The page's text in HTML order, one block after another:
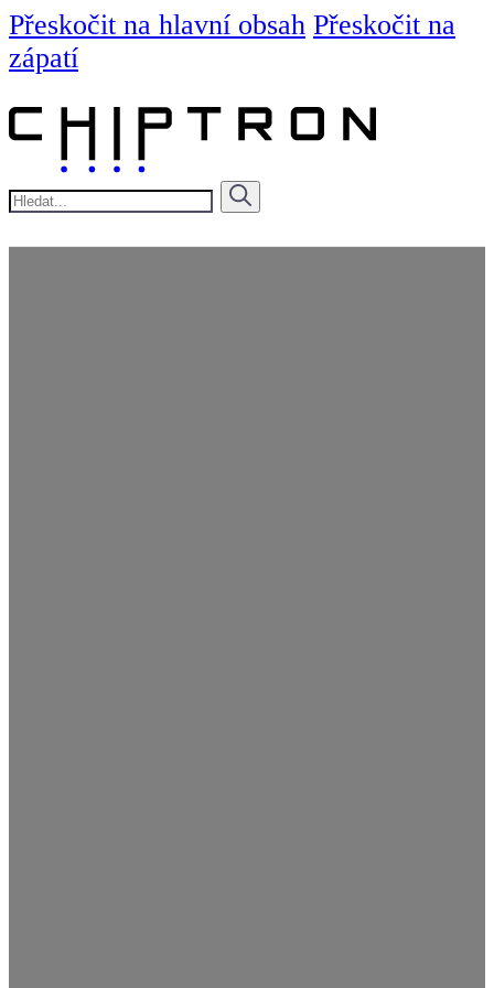
Přeskočit na hlavní obsah Přeskočit na
zápatí
Hledat